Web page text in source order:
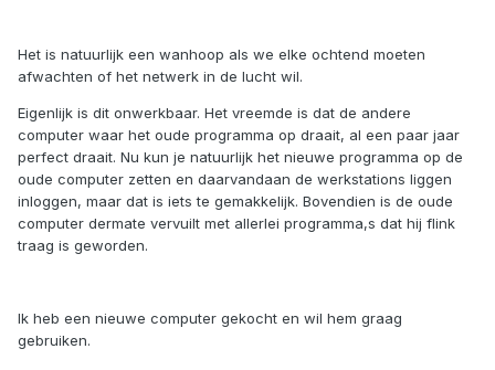
Het is natuurlijk een wanhoop als we elke ochtend moeten
afwachten of het netwerk in de lucht wil.
Eigenlijk is dit onwerkbaar. Het vreemde is dat de andere
computer waar het oude programma op draait, al een paar jaar
perfect draait. Nu kun je natuurlijk het nieuwe programma op de
oude computer zetten en daarvandaan de werkstations liggen
inloggen, maar dat is iets te gemakkelijk. Bovendien is de oude
computer dermate vervuilt met allerlei programma,s dat hij flink
traag is geworden.
Ik heb een nieuwe computer gekocht en wil hem graag
gebruiken.